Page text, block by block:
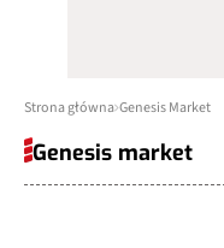
Strona główna Genesis Market
Genesis market